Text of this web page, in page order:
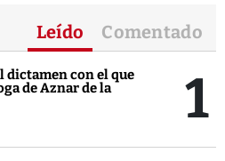
Leído Comentado
dictamen con el que
de Aznar de la
1